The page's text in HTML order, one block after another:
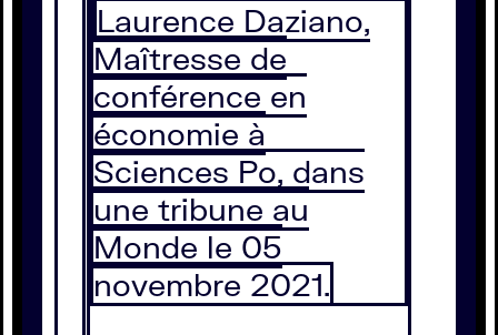
Laurence Daziano,
Maîtresse de
conférence en
économie à
Sciences Po, dans
une tribune au
Monde le 05
novembre 2021.